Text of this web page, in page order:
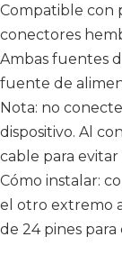
Compatible con
conectores
Ambas fuentes
fuente de
Nota: no
dispositivo. Al
cable para
Cómo instalar:
el otro extremo
de 24 pines